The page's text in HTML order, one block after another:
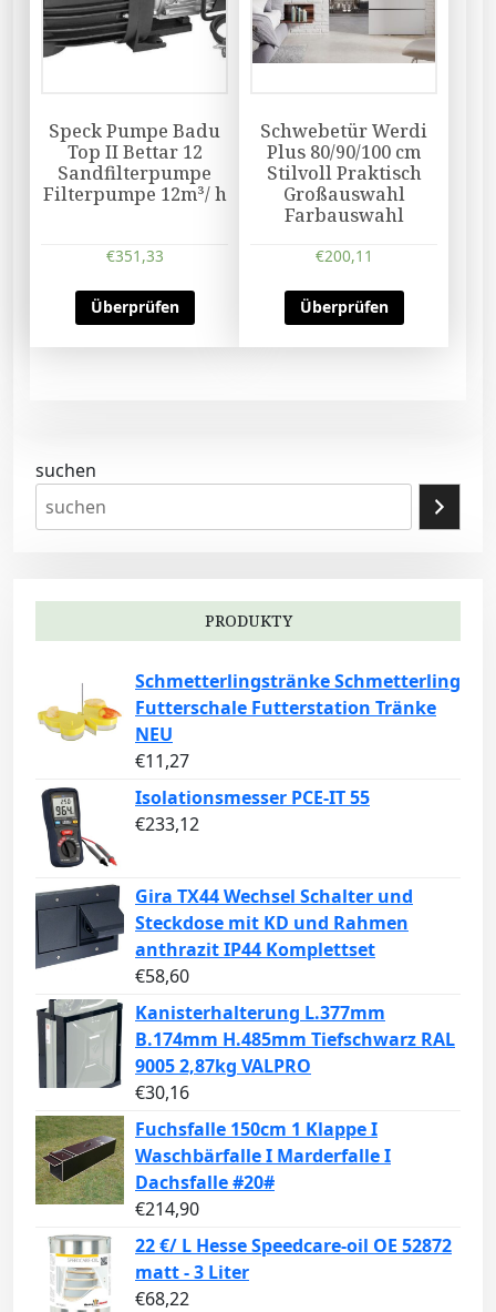
Speck Pumpe Badu
Top II Bettar 12
Sandfilterpumpe
Filterpumpe 12m³/ h
€351,33
Überprüfen
Schwebetür Werdi
Plus 80/90/100 cm
Stilvoll Praktisch
Großauswahl
Farbauswahl
€200,11
Überprüfen
suchen
PRODUKTY
Schmetterlingstränke Schmetterling
Futterschale Futterstation Tränke
NEU
€11,27
Isolationsmesser PCE-IT 55
€233,12
Gira TX44 Wechsel Schalter und
Steckdose mit KD und Rahmen
anthrazit IP44 Komplettset
€58,60
Kanisterhalterung L.377mm
B.174mm H.485mm Tiefschwarz RAL
9005 2,87kg VALPRO
€30,16
Fuchsfalle 150cm 1 Klappe I
Waschbärfalle I Marderfalle I
Dachsfalle #20#
€214,90
22 €/ L Hesse Speedcare-oil OE 52872
matt - 3 Liter
€68,22